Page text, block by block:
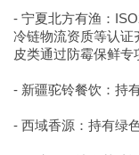
- 宁夏北方有渔：
冷链物流资质等认证
皮类通过防霉保鲜专
- 新疆驼铃餐饮：持
- 西域香源：持有绿